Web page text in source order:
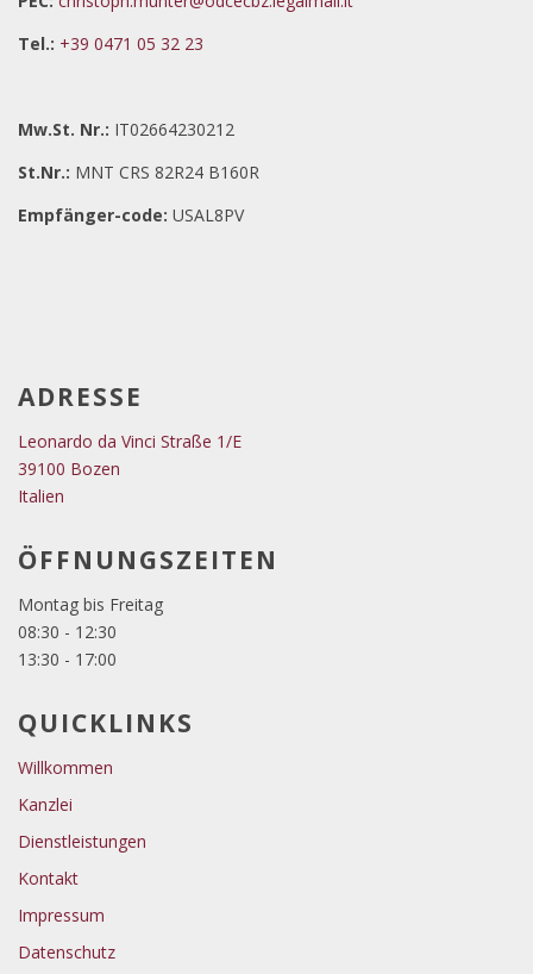
Tel.: +39 0471 05 32 23
Mw.St. Nr.: IT02664230212
St.Nr.: MNT CRS 82R24 B160R
Empfänger-code: USAL8PV
ADRESSE
Leonardo da Vinci Straße 1/E
39100 Bozen
Italien
ÖFFNUNGSZEITEN
Montag bis Freitag
08:30 - 12:30
13:30 - 17:00
QUICKLINKS
Willkommen
Kanzlei
Dienstleistungen
Kontakt
Impressum
Datenschutz